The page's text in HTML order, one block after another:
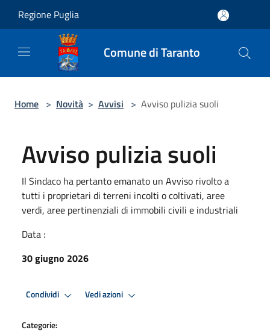
Regione Puglia
Comune di Taranto
Home > Novità > Avvisi > Avviso pulizia suoli
Avviso pulizia suoli
Il Sindaco ha pertanto emanato un Avviso rivolto a
tutti i proprietari di terreni incolti o coltivati, aree
verdi, aree pertinenziali di immobili civili e industriali
Data :
30 giugno 2026
Condividi Vedi azioni
Categorie: